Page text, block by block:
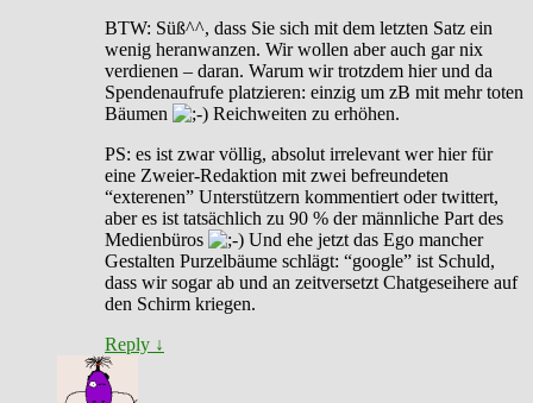
BTW: Süß^^, dass Sie sich mit dem letzten Satz ein
wenig heranwanzen. Wir wollen aber auch gar nix
verdienen – daran. Warum wir trotzdem hier und da
Spendenaufrufe platzieren: einzig um zB mit mehr toten
Bäumen
Reichweiten zu erhöhen.
PS: es ist zwar völlig, absolut irrelevant wer hier für
eine Zweier-Redaktion mit zwei befreundeten
“exterenen” Unterstützern kommentiert oder twittert,
aber es ist tatsächlich zu 90 % der männliche Part des
Medienbüros
Und ehe jetzt das Ego mancher
Gestalten Purzelbäume schlägt: “google” ist Schuld,
dass wir sogar ab und an zeitversetzt Chatgeseihere auf
den Schirm kriegen.
Reply ↓